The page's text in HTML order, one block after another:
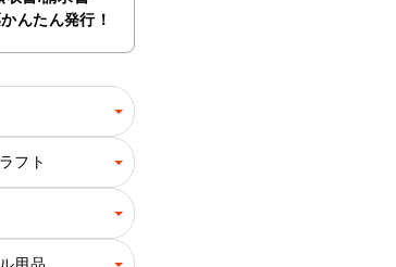
んたん発行！
フト